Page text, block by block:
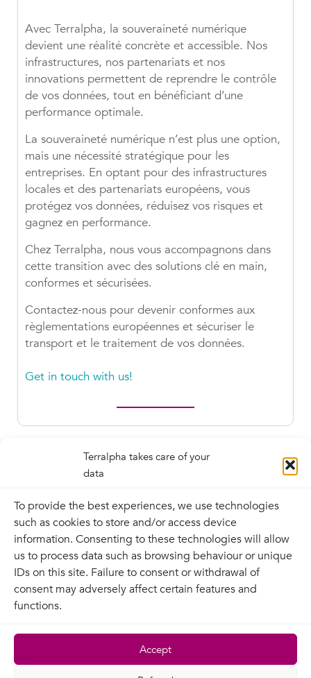
Terralpha takes care of your
data
To provide the best experiences, we use technologies
such as cookies to store and/or access device
information. Consenting to these technologies will allow
us to process data such as browsing behaviour or unique
IDs on this site. Failure to consent or withdrawal of
consent may adversely affect certain features and
functions.
Accept
Avec Terralpha, la souveraineté numérique
devient une réalité concrète et accessible. Nos
infrastructures, nos partenariats et nos
innovations permettent de reprendre le contrôle
de vos données, tout en bénéficiant d’une
performance optimale.
La souveraineté numérique n’est plus une option,
mais une nécessité stratégique pour les
entreprises. En optant pour des infrastructures
locales et des partenariats européens, vous
protégez vos données, réduisez vos risques et
gagnez en performance.
Chez Terralpha, nous vous accompagnons dans
cette transition avec des solutions clé en main,
conformes et sécurisées.
Contactez-nous pour devenir conformes aux
règlementations européennes et sécuriser le
transport et le traitement de vos données.
Get in touch with us!
Contact
Terralpha network
Recruitment
Privacy policy
Contractual
documentation